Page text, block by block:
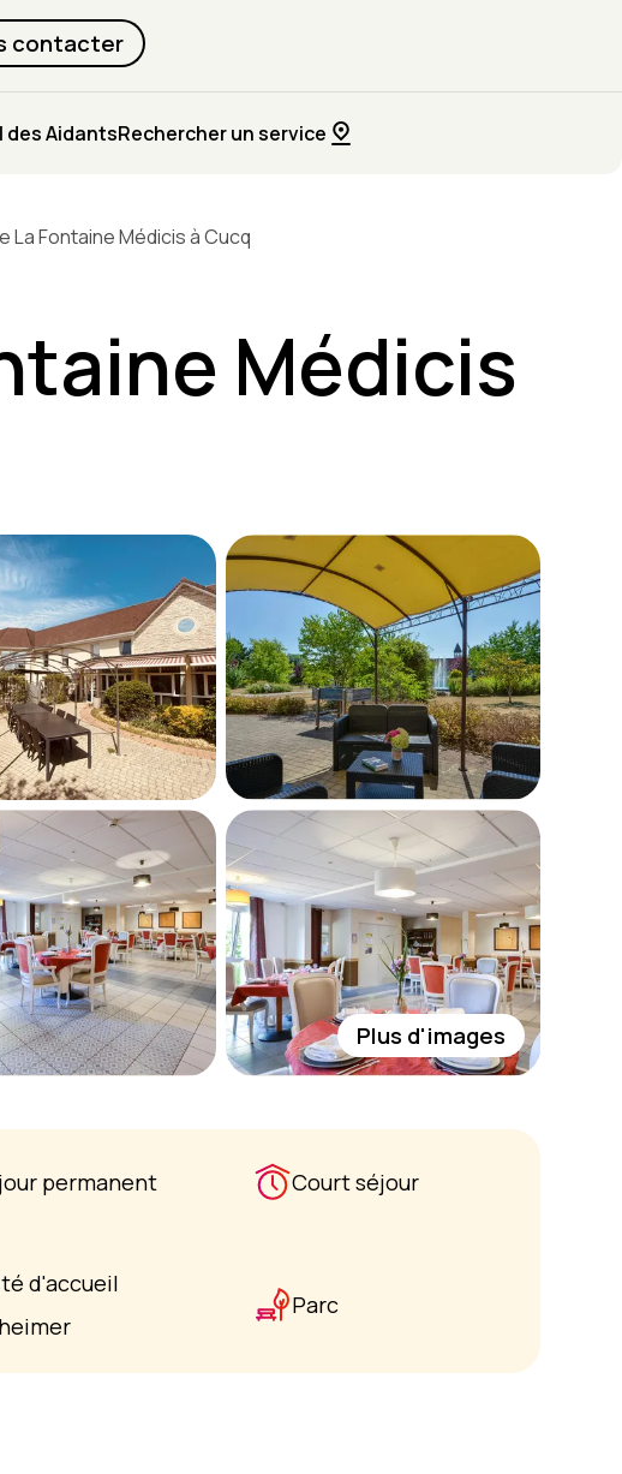
contacter
des AidantsRechercher un service
La Fontaine Médicis à Cucq
Médicis
Plus d'images
permanent Court séjour
d'accueil
Parc